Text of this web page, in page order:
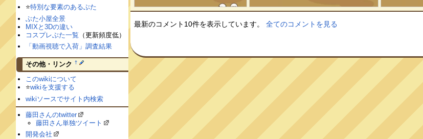
最新のコメント10件を表示しています。全てのコメントを見る
⭐️特別な要素のあるぶた
ぶた小屋全景
MIXと3Dの違い
コスプレぶた一覧 （更新頻度低）
「動画視聴で入荷」調査結果
その他・リンク †
このwikiについて
⭐️wikiを支援する
wikiソースでサイト内検索
藤田さんのtwitter
藤田さん単独ツイート
開発会社